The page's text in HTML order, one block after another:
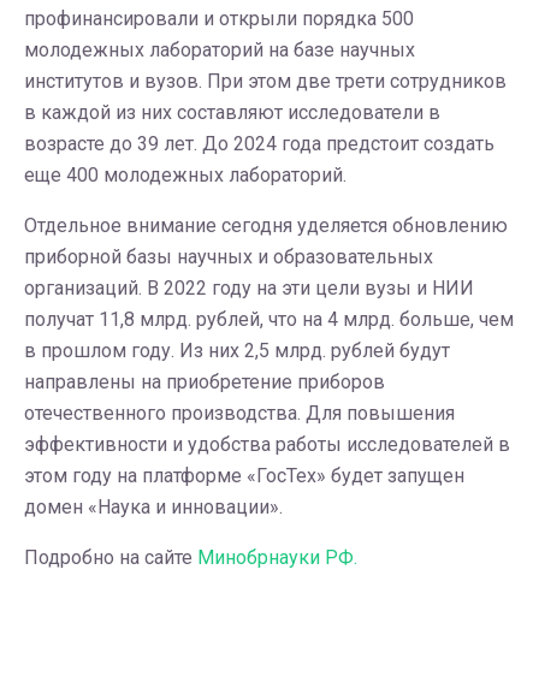
профинансировали и открыли порядка 500
молодежных лабораторий на базе научных
институтов и вузов. При этом две трети сотрудников
в каждой из них составляют исследователи в
возрасте до 39 лет. До 2024 года предстоит создать
еще 400 молодежных лабораторий.
Отдельное внимание сегодня уделяется обновлению
приборной базы научных и образовательных
организаций. В 2022 году на эти цели вузы и НИИ
получат 11,8 млрд. рублей, что на 4 млрд. больше, чем
в прошлом году. Из них 2,5 млрд. рублей будут
направлены на приобретение приборов
отечественного производства. Для повышения
эффективности и удобства работы исследователей в
этом году на платформе «ГосТех» будет запущен
домен «Наука и инновации».
Подробно на сайте Минобрнауки РФ.